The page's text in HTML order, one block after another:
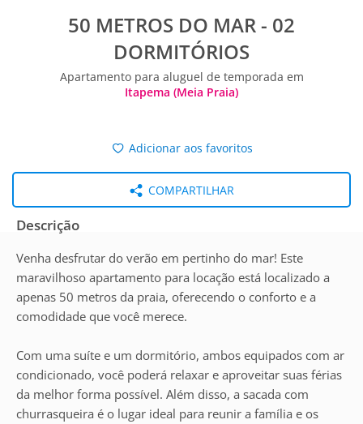
50 METROS DO MAR - 02
DORMITÓRIOS
Apartamento para aluguel de temporada em
Itapema (Meia Praia)
Adicionar aos favoritos
COMPARTILHAR
Descrição
Venha desfrutar do verão em pertinho do mar! Este
maravilhoso apartamento para locação está localizado a
apenas 50 metros da praia, oferecendo o conforto e a
comodidade que você merece.
Com uma suíte e um dormitório, ambos equipados com ar
condicionado, você poderá relaxar e aproveitar suas férias
da melhor forma possível. Além disso, a sacada com
churrasqueira é o lugar ideal para reunir a família e os